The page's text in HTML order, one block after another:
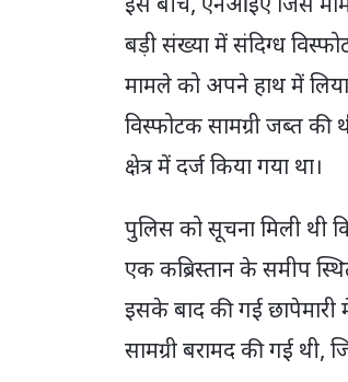
इस बीच, एनआईए जिस
बड़ी संख्या में संदिग्ध
मामले को अपने हाथ में
विस्फोटक सामग्री जब्त
क्षेत्र में दर्ज किया गया था।
पुलिस को सूचना मिली थी
एक कब्रिस्तान के समीप
इसके बाद की गई छापेमारी
सामग्री बरामद की गई थी,